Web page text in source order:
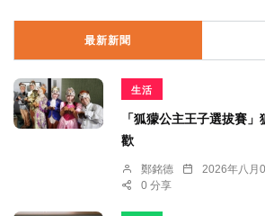
最新新聞
生活
「狐獴公主王子選拔賽
歡
鄭銘德 2026年八月
0 分享